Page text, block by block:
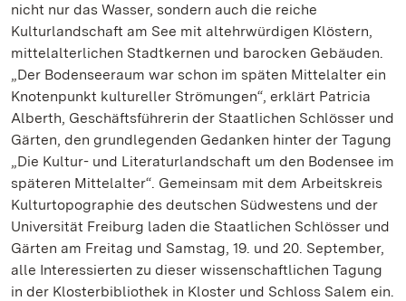
nicht nur das Wasser, sondern auch die reiche
Kulturlandschaft am See mit altehrwürdigen Klöstern,
mittelalterlichen Stadtkernen und barocken Gebäuden.
„Der Bodenseeraum war schon im späten Mittelalter ein
Knotenpunkt kultureller Strömungen“, erklärt Patricia
Alberth, Geschäftsführerin der Staatlichen Schlösser und
Gärten, den grundlegenden Gedanken hinter der Tagung
„Die Kultur- und Literaturlandschaft um den Bodensee im
späteren Mittelalter“. Gemeinsam mit dem Arbeitskreis
Kulturtopographie des deutschen Südwestens und der
Universität Freiburg laden die Staatlichen Schlösser und
Gärten am Freitag und Samstag, 19. und 20. September,
alle Interessierten zu dieser wissenschaftlichen Tagung
in der Klosterbibliothek in Kloster und Schloss Salem ein.